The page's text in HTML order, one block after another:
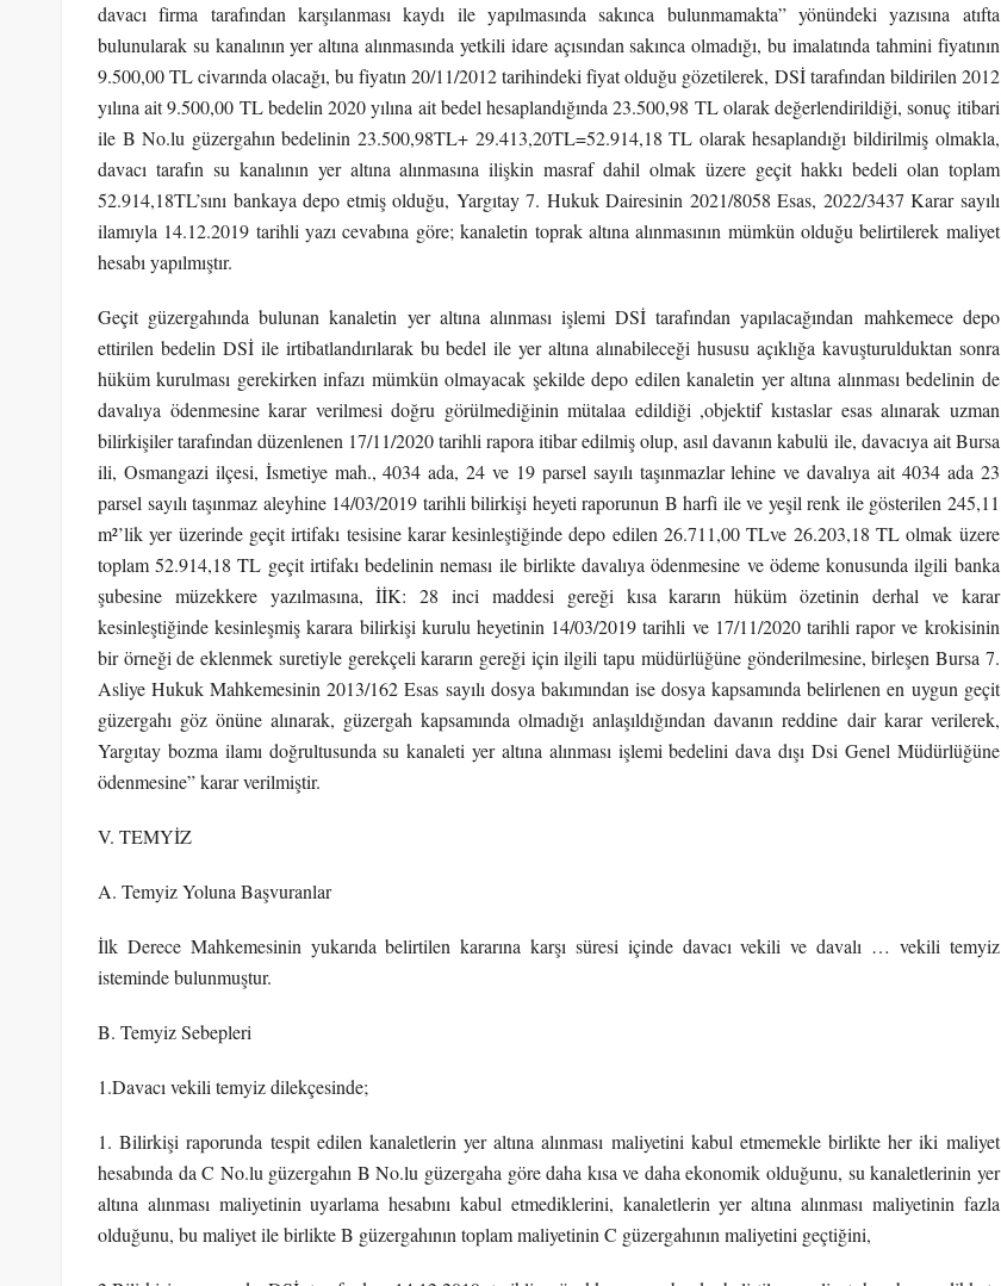
davacı firma tarafından karşılanması kaydı ile yapılmasında sakınca bulunmamakta” yönündeki yazısına atıfta
bulunularak su kanalının yer altına alınmasında yetkili idare açısından sakınca olmadığı, bu imalatında tahmini fiyatının
9.500,00 TL civarında olacağı, bu fiyatın 20/11/2012 tarihindeki fiyat olduğu gözetilerek, DSİ tarafından bildirilen 2012
yılına ait 9.500,00 TL bedelin 2020 yılına ait bedel hesaplandığında 23.500,98 TL olarak değerlendirildiği, sonuç itibari
ile B No.lu güzergahın bedelinin 23.500,98TL+ 29.413,20TL=52.914,18 TL olarak hesaplandığı bildirilmiş olmakla,
davacı tarafın su kanalının yer altına alınmasına ilişkin masraf dahil olmak üzere geçit hakkı bedeli olan toplam
52.914,18TL’sını bankaya depo etmiş olduğu, Yargıtay 7. Hukuk Dairesinin 2021/8058 Esas, 2022/3437 Karar sayılı
ilamıyla 14.12.2019 tarihli yazı cevabına göre; kanaletin toprak altına alınmasının mümkün olduğu belirtilerek maliyet
hesabı yapılmıştır.
Geçit güzergahında bulunan kanaletin yer altına alınması işlemi DSİ tarafından yapılacağından mahkemece depo
ettirilen bedelin DSİ ile irtibatlandırılarak bu bedel ile yer altına alınabileceği hususu açıklığa kavuşturulduktan sonra
hüküm kurulması gerekirken infazı mümkün olmayacak şekilde depo edilen kanaletin yer altına alınması bedelinin de
davalıya ödenmesine karar verilmesi doğru görülmediğinin mütalaa edildiği ,objektif kıstaslar esas alınarak uzman
bilirkişiler tarafından düzenlenen 17/11/2020 tarihli rapora itibar edilmiş olup, asıl davanın kabulü ile, davacıya ait Bursa
ili, Osmangazi ilçesi, İsmetiye mah., 4034 ada, 24 ve 19 parsel sayılı taşınmazlar lehine ve davalıya ait 4034 ada 23
parsel sayılı taşınmaz aleyhine 14/03/2019 tarihli bilirkişi heyeti raporunun B harfi ile ve yeşil renk ile gösterilen 245,11
m²’lik yer üzerinde geçit irtifakı tesisine karar kesinleştiğinde depo edilen 26.711,00 TLve 26.203,18 TL olmak üzere
toplam 52.914,18 TL geçit irtifakı bedelinin neması ile birlikte davalıya ödenmesine ve ödeme konusunda ilgili banka
şubesine müzekkere yazılmasına, İİK: 28 inci maddesi gereği kısa kararın hüküm özetinin derhal ve karar
kesinleştiğinde kesinleşmiş karara bilirkişi kurulu heyetinin 14/03/2019 tarihli ve 17/11/2020 tarihli rapor ve krokisinin
bir örneği de eklenmek suretiyle gerekçeli kararın gereği için ilgili tapu müdürlüğüne gönderilmesine, birleşen Bursa 7.
Asliye Hukuk Mahkemesinin 2013/162 Esas sayılı dosya bakımından ise dosya kapsamında belirlenen en uygun geçit
güzergahı göz önüne alınarak, güzergah kapsamında olmadığı anlaşıldığından davanın reddine dair karar verilerek,
Yargıtay bozma ilamı doğrultusunda su kanaleti yer altına alınması işlemi bedelini dava dışı Dsi Genel Müdürlüğüne
ödenmesine” karar verilmiştir.
V. TEMYİZ
A. Temyiz Yoluna Başvuranlar
İlk Derece Mahkemesinin yukarıda belirtilen kararına karşı süresi içinde davacı vekili ve davalı … vekili temyiz
isteminde bulunmuştur.
B. Temyiz Sebepleri
1.Davacı vekili temyiz dilekçesinde;
1. Bilirkişi raporunda tespit edilen kanaletlerin yer altına alınması maliyetini kabul etmemekle birlikte her iki maliyet
hesabında da C No.lu güzergahın B No.lu güzergaha göre daha kısa ve daha ekonomik olduğunu, su kanaletlerinin yer
altına alınması maliyetinin uyarlama hesabını kabul etmediklerini, kanaletlerin yer altına alınması maliyetinin fazla
olduğunu, bu maliyet ile birlikte B güzergahının toplam maliyetinin C güzergahının maliyetini geçtiğini,